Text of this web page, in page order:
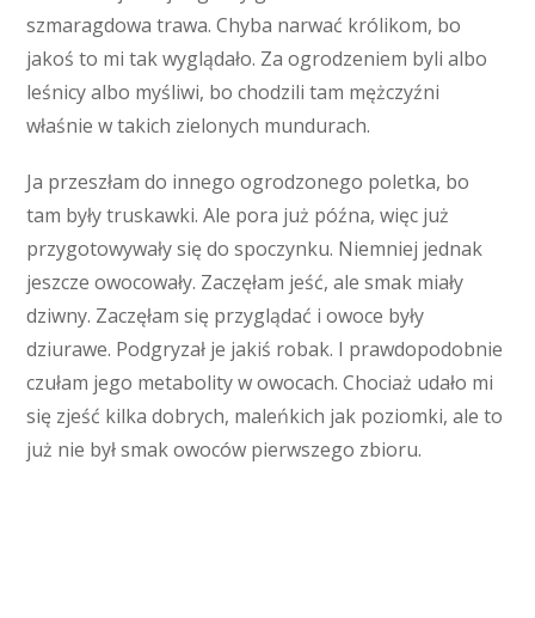
szmaragdowa trawa. Chyba narwać królikom, bo
jakoś to mi tak wyglądało. Za ogrodzeniem byli albo
leśnicy albo myśliwi, bo chodzili tam mężczyźni
właśnie w takich zielonych mundurach.
Ja przeszłam do innego ogrodzonego poletka, bo
tam były truskawki. Ale pora już późna, więc już
przygotowywały się do spoczynku. Niemniej jednak
jeszcze owocowały. Zaczęłam jeść, ale smak miały
dziwny. Zaczęłam się przyglądać i owoce były
dziurawe. Podgryzał je jakiś robak. I prawdopodobnie
czułam jego metabolity w owocach. Chociaż udało mi
się zjeść kilka dobrych, maleńkich jak poziomki, ale to
już nie był smak owoców pierwszego zbioru.